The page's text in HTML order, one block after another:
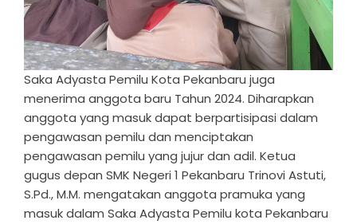
Saka Adyasta Pemilu Kota Pekanbaru juga
menerima anggota baru Tahun 2024. Diharapkan
anggota yang masuk dapat berpartisipasi dalam
pengawasan pemilu dan menciptakan
pengawasan pemilu yang jujur dan adil. Ketua
gugus depan SMK Negeri 1 Pekanbaru Trinovi Astuti,
S.Pd., M.M. mengatakan anggota pramuka yang
masuk dalam Saka Adyasta Pemilu kota Pekanbaru